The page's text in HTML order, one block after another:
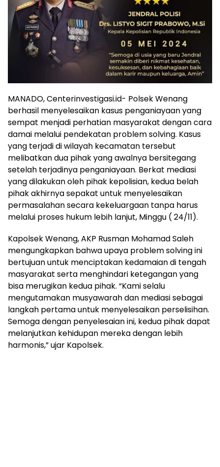
MANADO, Centerinvestigasi.id- Polsek Wenang
berhasil menyelesaikan kasus penganiayaan yang
sempat menjadi perhatian masyarakat dengan cara
damai melalui pendekatan problem solving. Kasus
yang terjadi di wilayah kecamatan tersebut
melibatkan dua pihak yang awalnya bersitegang
setelah terjadinya penganiayaan. Berkat mediasi
yang dilakukan oleh pihak kepolisian, kedua belah
pihak akhirnya sepakat untuk menyelesaikan
permasalahan secara kekeluargaan tanpa harus
melalui proses hukum lebih lanjut, Minggu ( 24/11).
Kapolsek Wenang, AKP Rusman Mohamad Saleh
mengungkapkan bahwa upaya problem solving ini
bertujuan untuk menciptakan kedamaian di tengah
masyarakat serta menghindari ketegangan yang
bisa merugikan kedua pihak. “Kami selalu
mengutamakan musyawarah dan mediasi sebagai
langkah pertama untuk menyelesaikan perselisihan.
Semoga dengan penyelesaian ini, kedua pihak dapat
melanjutkan kehidupan mereka dengan lebih
harmonis,” ujar Kapolsek.